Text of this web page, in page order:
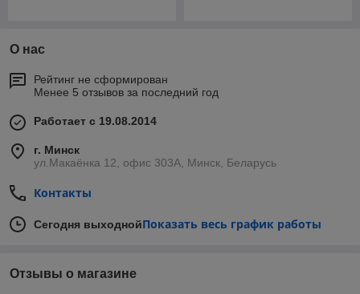
О нас
Рейтинг не сформирован
Менее 5 отзывов за последний год
Работает с 19.08.2014
г. Минск
ул.Макаёнка 12, офис 303A, Минск, Беларусь
Контакты
Сегодня выходнойПоказать весь график работы
Отзывы о магазине